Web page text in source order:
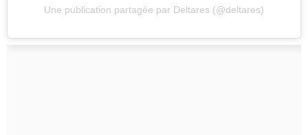
Une publication partagée par Deltares (@deltares)